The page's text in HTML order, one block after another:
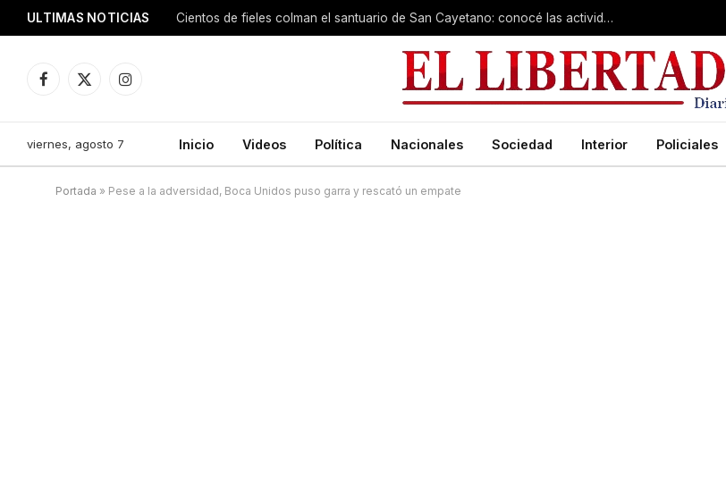
ULTIMAS NOTICIAS Cientos de fieles colman el santuario de San Cayetano: conocé las actividades de hoy
Facebook
X
Instagram
viernes, agosto 7 Inicio Videos Política Nacionales Sociedad Interior Policiales
Portada » Pese a la adversidad, Boca Unidos puso garra y rescató un empate